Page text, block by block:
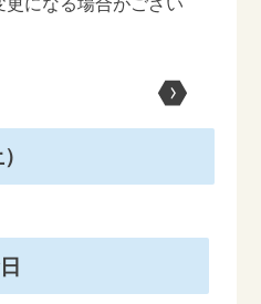
になる場合がござい